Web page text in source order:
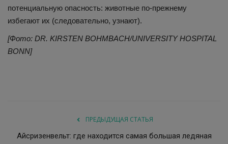
потенциальную опасность: животные по-прежнему
избегают их (следовательно, узнают).
[Фото: DR. KIRSTEN BOHMBACH/UNIVERSITY HOSPITAL
BONN]
ПРЕДЫДУЩАЯ СТАТЬЯ
Айсризенвельт: где находится самая большая ледяная